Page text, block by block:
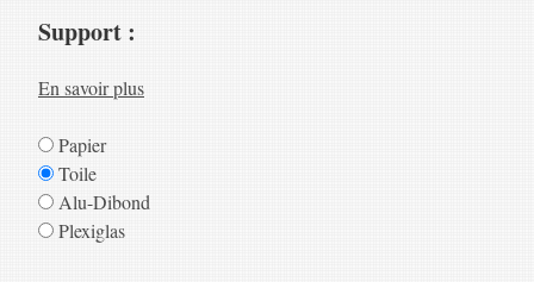
Support :
En savoir plus
Papier
Toile
Alu-Dibond
Plexiglas